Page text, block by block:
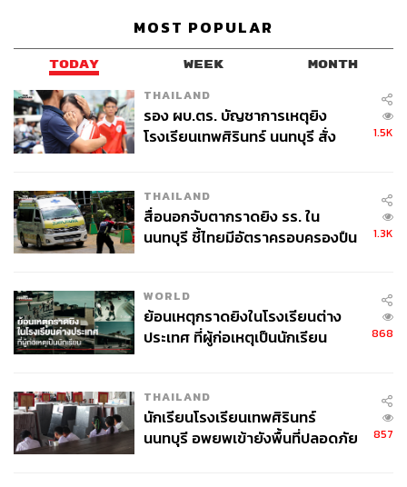
MOST POPULAR
TODAY WEEK MONTH
THAILAND
รอง ผบ.ตร. บัญชาการเหตุยิง
โรงเรียนเทพศิรินทร์ นนทบุรี สั่ง
1.5K
THAILAND
สื่อนอกจับตากราดยิง รร. ใน
นนทบุรี ชี้ไทยมีอัตราครอบครองปืน
1.3K
WORLD
ย้อนเหตุกราดยิงในโรงเรียนต่าง
ประเทศ ที่ผู้ก่อเหตุเป็นนักเรียน
868
THAILAND
นักเรียนโรงเรียนเทพศิรินทร์
นนทบุรี อพยพเข้ายังพื้นที่ปลอดภัย
857